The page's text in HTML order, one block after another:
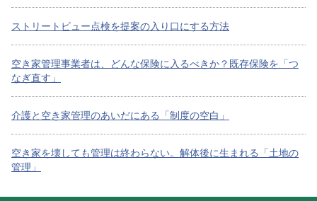
ストリートビュー点検を提案の入り口にする方法
空き家管理事業者は、どんな保険に入るべきか？既存保険を「つ
なぎ直す」
介護と空き家管理のあいだにある「制度の空白」
空き家を壊しても管理は終わらない。解体後に生まれる「土地の
管理」